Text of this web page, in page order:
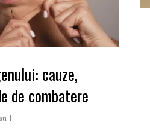
cauze,
de combatere